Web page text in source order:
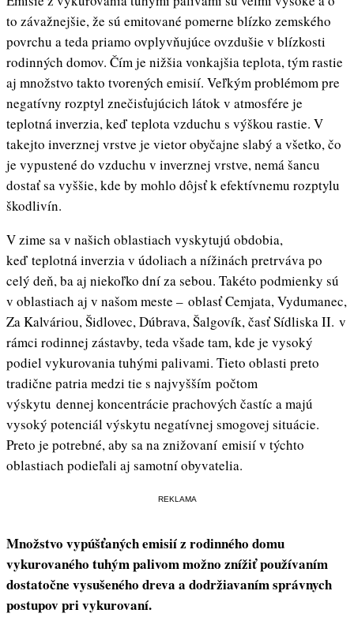
to závažnejšie, že sú emitované pomerne blízko zemského
povrchu a teda priamo ovplyvňujúce ovzdušie v blízkosti
rodinných domov. Čím je nižšia vonkajšia teplota, tým rastie
aj množstvo takto tvorených emisií. Veľkým problémom pre
negatívny rozptyl znečisťujúcich látok v atmosfére je
teplotná inverzia, keď teplota vzduchu s výškou rastie. V
takejto inverznej vrstve je vietor obyčajne slabý a všetko, čo
je vypustené do vzduchu v inverznej vrstve, nemá šancu
dostať sa vyššie, kde by mohlo dôjsť k efektívnemu rozptylu
škodlivín.
V zime sa v našich oblastiach vyskytujú obdobia,
keď teplotná inverzia v údoliach a nížinách pretrváva po
celý deň, ba aj niekoľko dní za sebou. Takéto podmienky sú
v oblastiach aj v našom meste – oblasť Cemjata, Vydumanec,
Za Kalváriou, Šidlovec, Dúbrava, Šalgovík, časť Sídliska II. v
rámci rodinnej zástavby, teda všade tam, kde je vysoký
podiel vykurovania tuhými palivami. Tieto oblasti preto
tradične patria medzi tie s najvyšším počtom
výskytu dennej koncentrácie prachových častíc a majú
vysoký potenciál výskytu negatívnej smogovej situácie.
Preto je potrebné, aby sa na znižovaní emisií v týchto
oblastiach podieľali aj samotní obyvatelia.
REKLAMA
Množstvo vypúšťaných emisií z rodinného domu
vykurovaného tuhým palivom možno znížiť používaním
dostatočne vysušeného dreva a dodržiavaním správnych
postupov pri vykurovaní.